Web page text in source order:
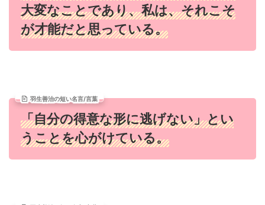
大変なことであり、私は、それこそ
が才能だと思っている。
羽生善治の短い名言/言葉
「自分の得意な形に逃げない」とい
うことを心がけている。